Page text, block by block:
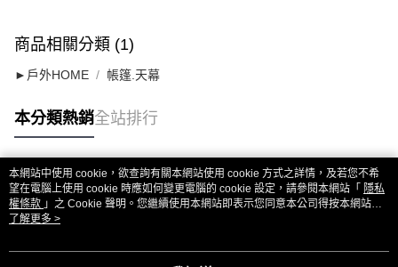
商品相關分類 (1)
►戶外HOME 帳篷.天幕
本分類熱銷全站排行
熱門標籤
本網站中使用 cookie，欲查詢有關本網站使用 cookie 方式之詳情，及若您不希
望在電腦上使用 cookie 時應如何變更電腦的 cookie 設定，請參閱本網站「 隱私
權條款 」之 Cookie 聲明。您繼續使用本網站即表示您同意本公司得按本網站使
用條款之 Cookie 聲明使用 cookie。
了解更多 >